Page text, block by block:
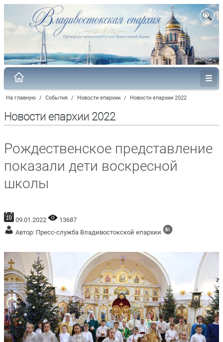
На главную / События / Новости епархии / Новости епархии 2022
Новости епархии 2022
Рождественское представление
показали дети воскресной
школы
09.01.2022
13687
Автор: Пресс-служба Владивостокской епархии